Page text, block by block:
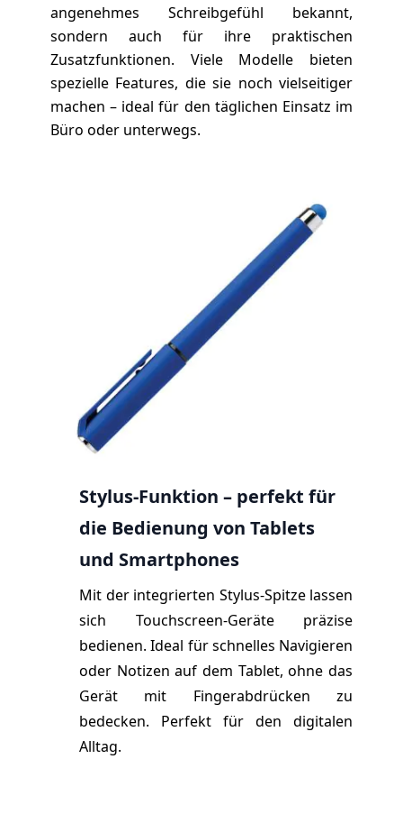
angenehmes Schreibgefühl bekannt,
sondern auch für ihre praktischen
Zusatzfunktionen. Viele Modelle bieten
spezielle Features, die sie noch vielseitiger
machen – ideal für den täglichen Einsatz im
Büro oder unterwegs.
Stylus-Funktion – perfekt für
die Bedienung von Tablets
und Smartphones
Mit der integrierten Stylus-Spitze lassen
sich Touchscreen-Geräte präzise
bedienen. Ideal für schnelles Navigieren
oder Notizen auf dem Tablet, ohne das
Gerät mit Fingerabdrücken zu
bedecken. Perfekt für den digitalen
Alltag.